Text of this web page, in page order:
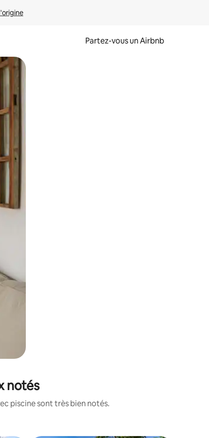
Partez-vous un Airbnb
les faisant glisser.
notés
piscine sont très bien notés.